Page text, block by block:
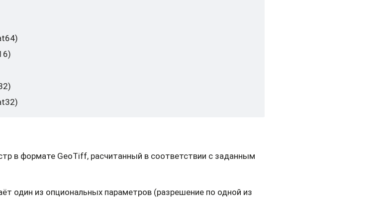
в формате GeoTiff, расчитанный в соответствии с заданным
один из опциональных параметров (разрешение по одной из